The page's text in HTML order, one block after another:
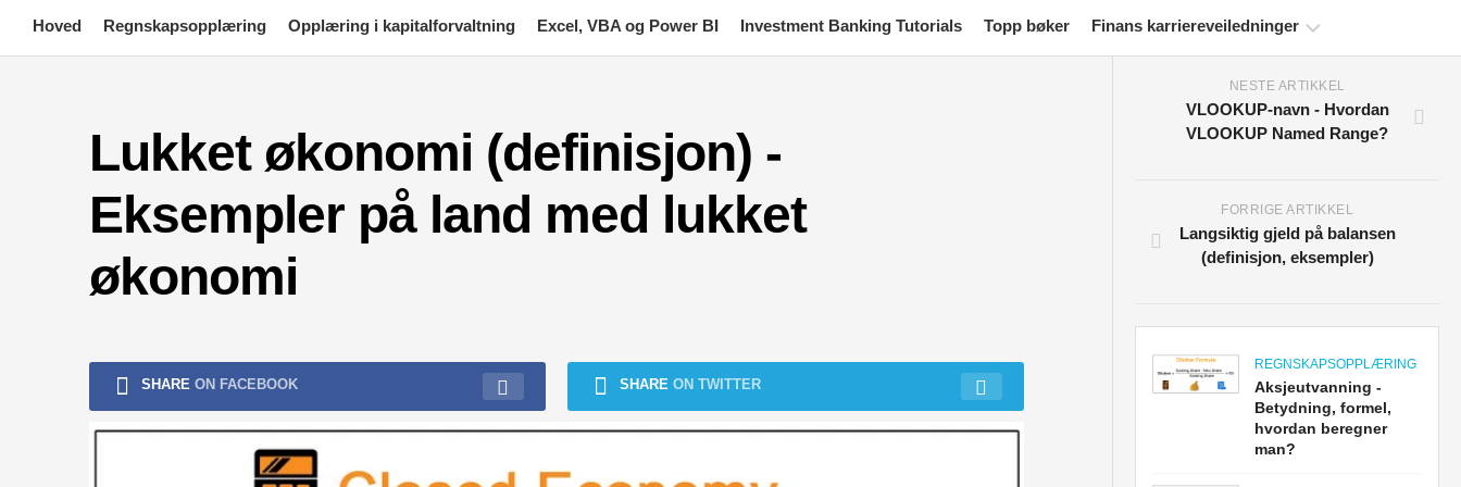
content
Hoved Regnskapsopplæring Opplæring i kapitalforvaltning Excel, VBA og Power BI Investment Banking Tutorials Topp bøker Finans karriereveiledninger
økonomisertifisering
modelleringsveiledninger
Fullstendig
Lukket økonomi (definisjon) -
Eksempler på land med lukket
økonomi
SHARE ON FACEBOOK SHARE ON TWITTER
NESTE ARTIKKEL
VLOOKUP-navn - Hvordan
VLOOKUP Named Range?
FORRIGE ARTIKKEL
Langsiktig gjeld på balansen
(definisjon, eksempler)
REGNSKAPSOPPLÆRING
Aksjeutvanning -
Betydning, formel,
hvordan beregner
man?